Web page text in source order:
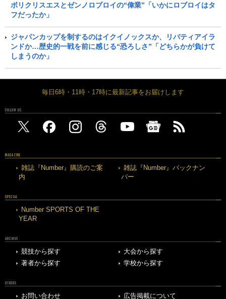
ボリクリスエスとゼンノロブロイの“偉業”「いかにロブロイはタ
フだったか」
ジャパンカップを制するのはイクイノックスか、リバティアイラ
ンドか…歴史的一戦を前に感じる“恐ろしさ”「どちらかが負けて
しまうのか」
毎日6時・11時・17時に最新記事をお届けします
FOLLOW US
MAGAZINE
雑誌『Number』購読のご案
内
雑誌『Number』バックナン
バー
SPECIAL
Number SPORTS OF THE
YEAR
ARCHIVE
競技から探す
大会から探す
著者から探す
学校から探す
OTHERS
お問い合わせ 広告掲載について